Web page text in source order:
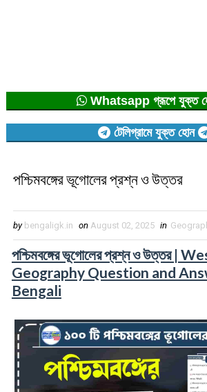
Whatsapp গ্রূপে যুক্ত
টেলিগ্রামে যুক্ত হোন
পশ্চিমবঙ্গের ভূগোলের প্রশ্ন ও উত্তর
by bengaligk.in on August 02, 2025 in
পশ্চিমবঙ্গের ভূগোলের প্রশ্ন ও উত্তর |
Geography Question and
Bengali